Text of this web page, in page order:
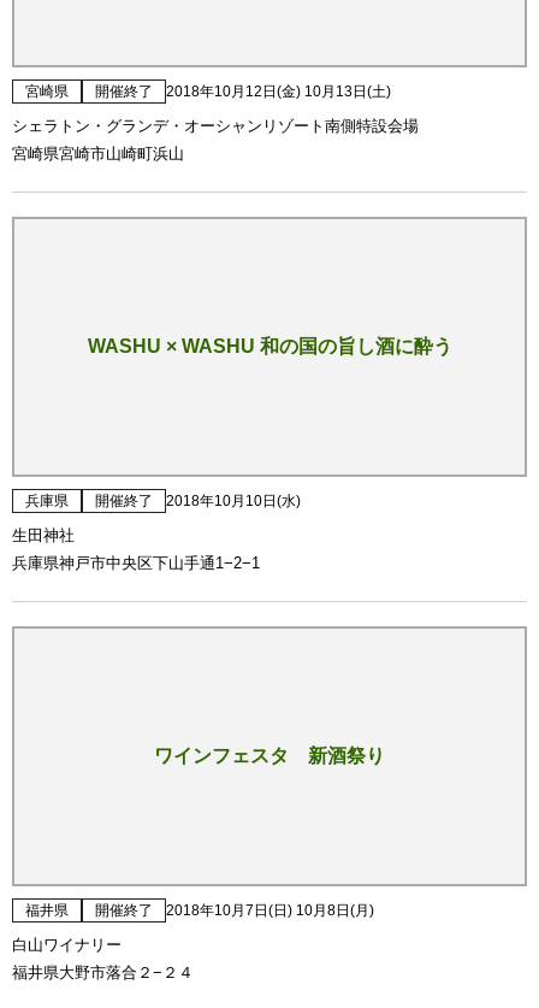
宮崎県 開催終了 2018年10月12日(金) 10月13日(土)
シェラトン・グランデ・オーシャンリゾート南側特設会場
宮崎県宮崎市山崎町浜山
WASHU × WASHU 和の国の旨し酒に酔う
兵庫県 開催終了 2018年10月10日(水)
生田神社
兵庫県神戸市中央区下山手通1−2−1
ワインフェスタ 新酒祭り
福井県 開催終了 2018年10月7日(日) 10月8日(月)
白山ワイナリー
福井県大野市落合２−２４